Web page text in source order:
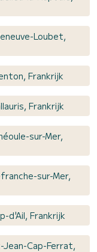
Loubet,
Frankrijk
Frankrijk
sur-Mer,
sur-Mer,
d'Ail, Frankrijk
Cap-Ferrat,